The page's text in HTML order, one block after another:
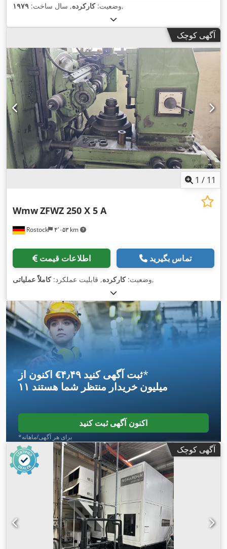
وضعیت:کارکرده, سال ساخت: ۱۹۷۹ ,
آگهی کوچک
1 / 11
Rostock ۴٬۰۵۳ km
WmwZFWZ 250 X 5 A
اطلاعات قیمت تماس بگیرید
وضعیت:کارکرده, قابلیت عملکرد:کاملاً عملیاتی ,
اکنون از ‎€۴٫۴۹ ثبت آگهی کنید*
۱۱ میلیون خریدار منتظر شما هستند
اکنون آگهی ثبت کنید
*برای هر آگهی/ماهانه
آگهی کوچک